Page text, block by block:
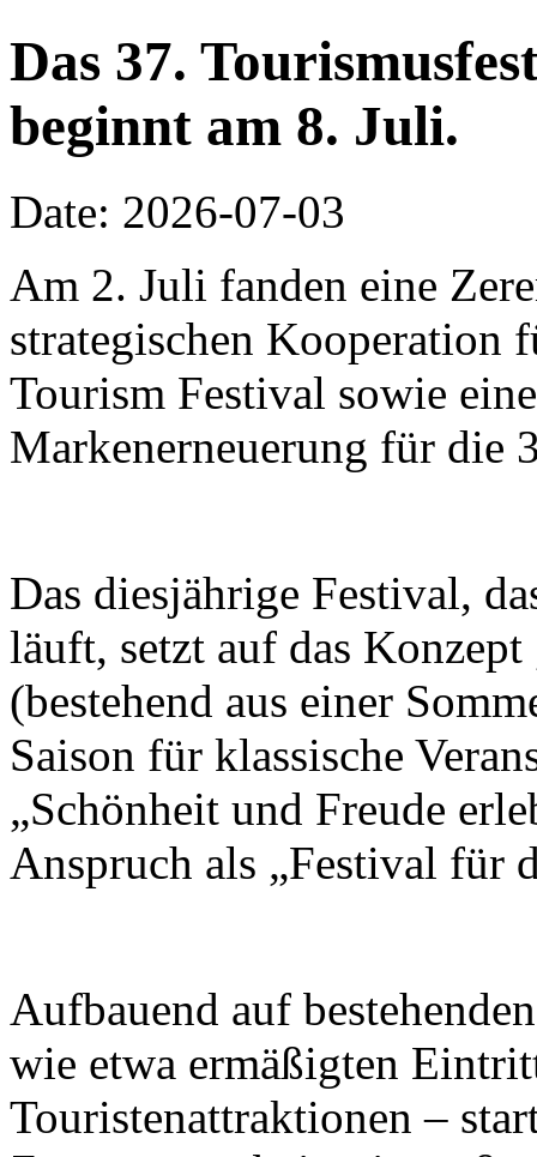
Das 37.
beginnt am 8. Juli.
Date: 2026-07-03
Am 2. Juli fanden eine
strategischen Kooperation
Tourism Festival sowie
Markenerneuerung für die
Das diesjährige Festival,
läuft, setzt auf das
(bestehend aus einer
Saison für klassische
„Schönheit und Freude
Anspruch als „Festival für
Aufbauend auf
wie etwa ermäßigten
Touristenattraktionen –